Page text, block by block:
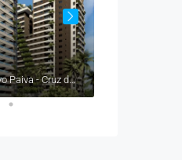
Av. Comendador Gustavo Paiva - Cruz das Almas, Maceió - AL